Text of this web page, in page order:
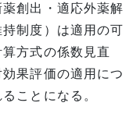
創出・適応外薬解
制度）は適用の可
方式の係数見直
果評価の適用につ
ことになる。